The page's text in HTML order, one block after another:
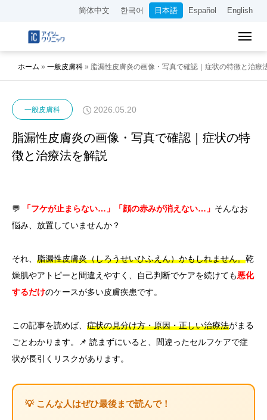
简体中文 한국어 日本語 Español English
ホーム » 一般皮膚科 » 脂漏性皮膚炎の画像・写真で確認｜症状の特徴と治療
一般皮膚科 2026.05.20
脂漏性皮膚炎の画像・写真で確認｜症状の特
徴と治療法を解説
💬 「フケが止まらない…」「顔の赤みが消えない…」 そんなお
悩み、放置していませんか？
それ、 脂漏性皮膚炎（しろうせいひふえん）かもしれません。乾
燥肌やアトピーと間違えやすく、自己判断でケアを続けても悪化
するだけのケースが多い皮膚疾患です。
この記事を読めば、 症状の見分け方・原因・正しい治療法がまる
ごとわかります。📌 読まずにいると、間違ったセルフケアで症
状が長引くリスクがあります。
💡 こんな人はぜひ最後まで読んで！